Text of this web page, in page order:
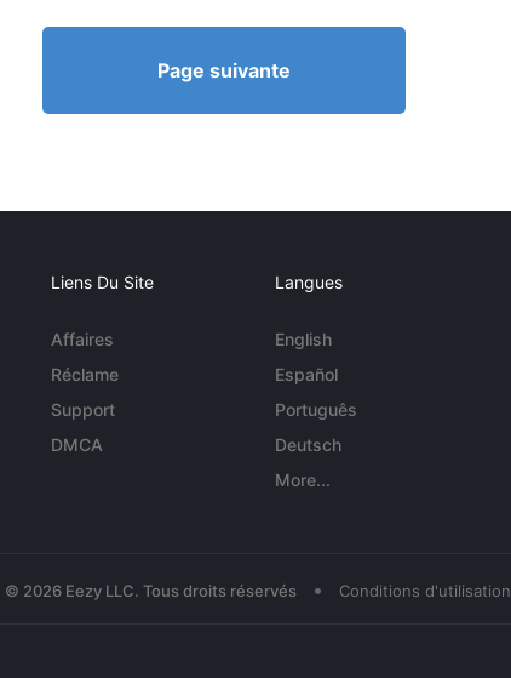
Page suivante
Liens Du Site
Affaires
Réclame
Support
DMCA
Langues
English
Español
Português
Deutsch
More...
© 2026 Eezy LLC. Tous droits réservés • Conditions d'utilisation